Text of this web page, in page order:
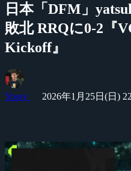
日本「DFM」
敗北 RRQに0-2『
Kickoff』
Yossy 2026年1月25日(日)